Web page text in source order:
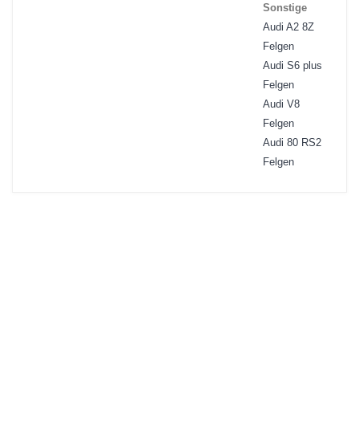
Sonstige
Audi A2 8Z
Felgen
Audi S6 plus
Felgen
Audi V8
Felgen
Audi 80 RS2
Felgen